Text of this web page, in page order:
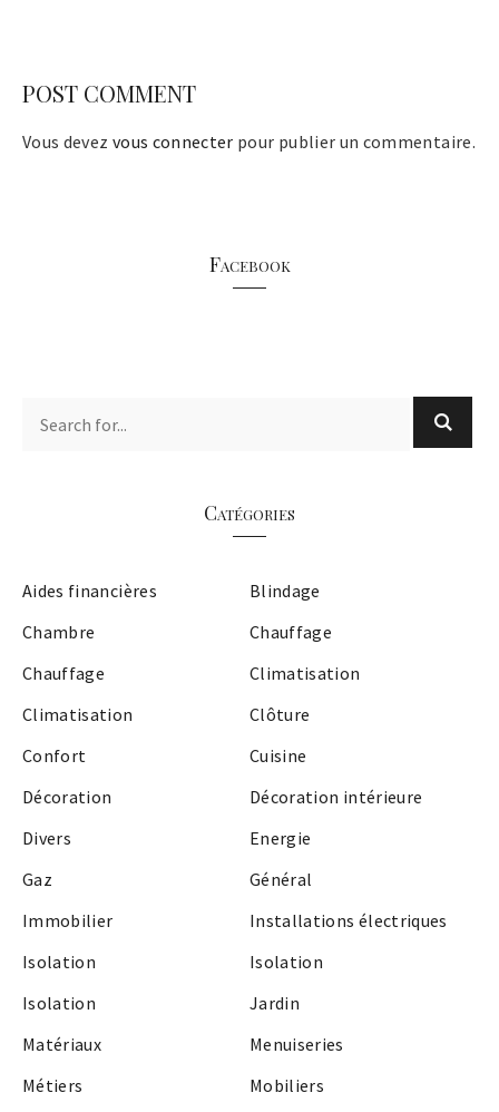
POST COMMENT
Vous devez vous connecter pour publier un commentaire.
Facebook
Catégories
Aides financières
Blindage
Chambre
Chauffage
Chauffage
Climatisation
Climatisation
Clôture
Confort
Cuisine
Décoration
Décoration intérieure
Divers
Energie
Gaz
Général
Immobilier
Installations électriques
Isolation
Isolation
Isolation
Jardin
Matériaux
Menuiseries
Métiers
Mobiliers